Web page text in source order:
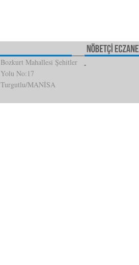
Bozkurt Mahallesi Şehitler
Yolu No:17
Turgutlu/MANİSA